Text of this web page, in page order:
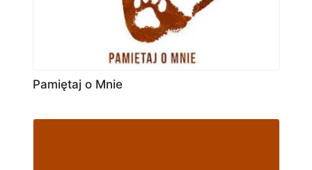
Pamiętaj o Mnie